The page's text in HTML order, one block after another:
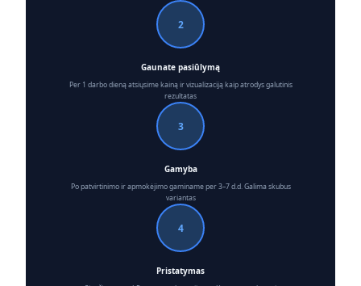
2
Gaunate pasiūlymą
Per 1 darbo dieną atsiųsime kainą ir vizualizaciją kaip atrodys galutinis
rezultatas
3
Gamyba
Po patvirtinimo ir apmokėjimo gaminame per 3–7 d.d. Galima skubus
variantas
4
Pristatymas